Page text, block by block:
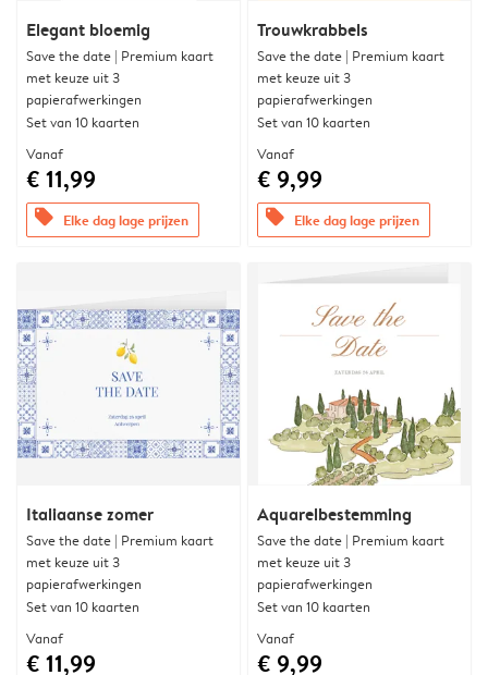
Elegant bloemig
Save the date | Premium kaart
met keuze uit 3
papierafwerkingen
Set van 10 kaarten
Vanaf
€ 11,99
offers Elke dag lage prijzen
Trouwkrabbels
Save the date | Premium kaart
met keuze uit 3
papierafwerkingen
Set van 10 kaarten
Vanaf
€ 9,99
offers Elke dag lage prijzen
Italiaanse zomer
Save the date | Premium kaart
met keuze uit 3
papierafwerkingen
Set van 10 kaarten
Vanaf
€ 11,99
Aquarelbestemming
Save the date | Premium kaart
met keuze uit 3
papierafwerkingen
Set van 10 kaarten
Vanaf
€ 9,99